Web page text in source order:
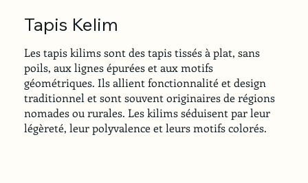
Tapis Kelim
Les tapis kilims sont des tapis tissés à plat, sans
poils, aux lignes épurées et aux motifs
géométriques. Ils allient fonctionnalité et design
traditionnel et sont souvent originaires de régions
nomades ou rurales. Les kilims séduisent par leur
légèreté, leur polyvalence et leurs motifs colorés.